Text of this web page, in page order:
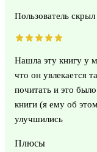
Пользователь
Нашла эту книгу у
что он увлекается
почитать и это
книги (я ему об
улучшились
Плюсы